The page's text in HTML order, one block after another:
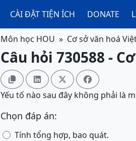
CÀI ĐẶT TIỆN ÍCH DONATE
Môn học HOU Cơ sở văn hoá
Câu hỏi 730588 -
   
Yếu tố nào sau đây không phải là
Chọn đáp án:
Tính tổng hợp, bao quát.